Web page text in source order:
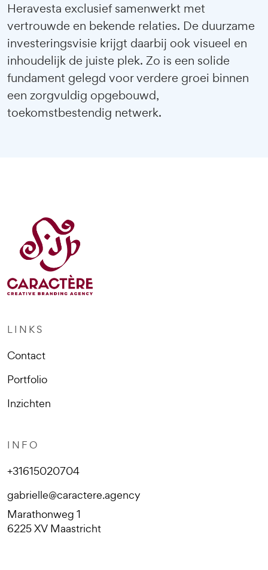
Heravesta exclusief samenwerkt met
vertrouwde en bekende relaties. De duurzame
investeringsvisie krijgt daarbij ook visueel en
inhoudelijk de juiste plek. Zo is een solide
fundament gelegd voor verdere groei binnen
een zorgvuldig opgebouwd,
toekomstbestendig netwerk.
LINKS
Contact
Portfolio
Inzichten
INFO
+31615020704
gabrielle@caractere.agency
Marathonweg 1
6225 XV Maastricht